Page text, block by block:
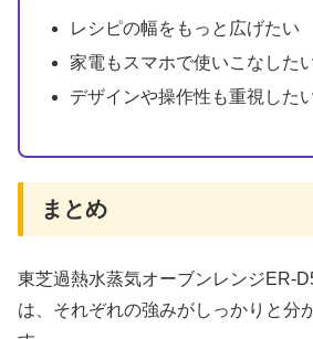
レシピの幅をもっと広げたい
家電もスマホで使いこなした
デザインや操作性も重視した
まとめ
東芝過熱水蒸気オーブンレンジER-
は、それぞれの強みがしっかりと分